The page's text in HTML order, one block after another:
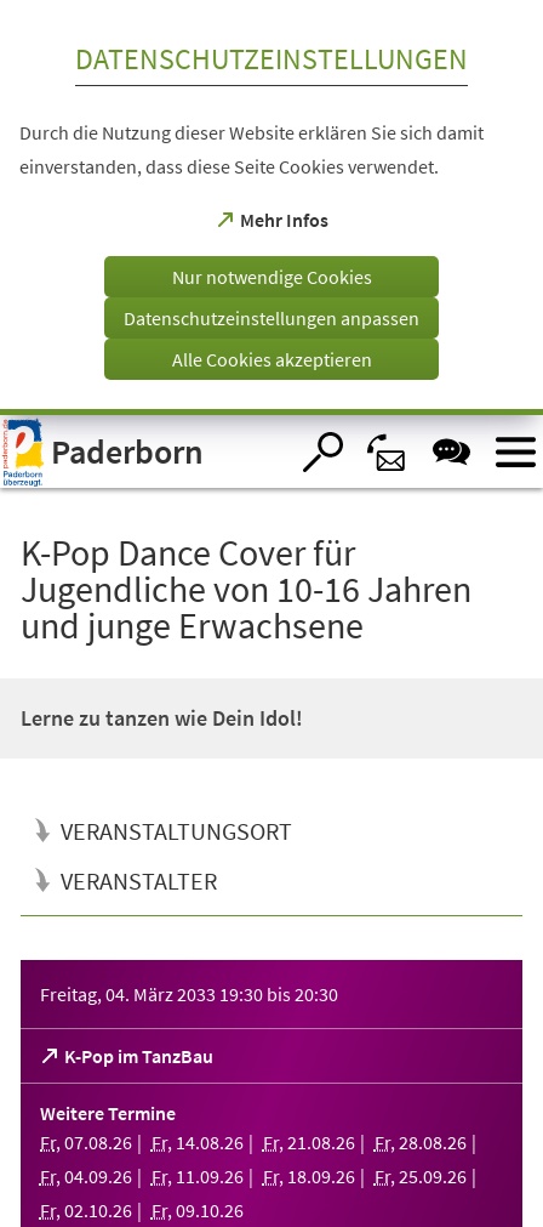
Visuelle
Assistenzsoftware
öffnen.
DATENSCHUTZEINSTELLUNGEN
Durch die Nutzung dieser Website erklären Sie sich damit
einverstanden, dass diese Seite Cookies verwendet.
Mehr Infos
(Öffnet
einem
Tab)
Nur notwendige Cookies
Datenschutzeinstellungen anpassen
Alle Cookies akzeptieren
Paderborn
K-Pop Dance Cover für
Jugendliche von 10-16 Jahren
und junge Erwachsene
Lerne zu tanzen wie Dein Idol!
VERANSTALTUNGSORT
VERANSTALTER
Freitag, 04. März 2033 19:30 bis20:30
K-Pop im TanzBau
(Öffnet
in
einem
neuen
Tab)
Weitere Termine
Fr, 07.08.26 Fr, 14.08.26 Fr, 21 .08.26 Fr, 28.08.26
Fr, 04.09.26 Fr, 11 .09.26 Fr, 18.09.26 Fr, 25.09.26
Fr, 02.10.26 Fr, 09.10.26